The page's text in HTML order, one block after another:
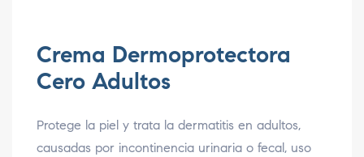
Crema Dermoprotectora
Cero Adultos
Protege la piel y trata la dermatitis en adultos,
causadas por incontinencia urinaria o fecal, uso